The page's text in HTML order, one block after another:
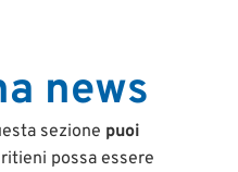
news
sezione puoi
possa essere